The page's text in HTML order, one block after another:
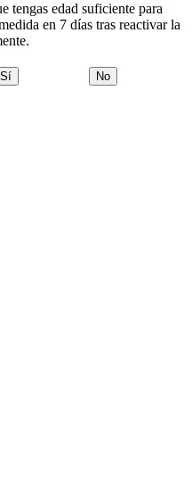
tengas edad suficiente para
en 7 días tras reactivar la
Sí No